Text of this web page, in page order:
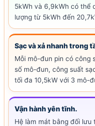
5kWh và 6,9kWh có thể
lượng từ 5kWh đến
Sạc và xả nhanh trong
Mỗi mô-đun pin có công
số mô-đun, công suất
tối đa 10,5kW với 3 mô-
Vận hành yên tĩnh.
Hệ làm mát bằng đối